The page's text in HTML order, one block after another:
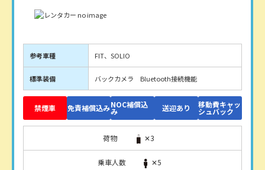
参考車種 FIT、SOLIO
標準装備 バックカメラ Bluetooth接続機能
禁煙車 免責補償込みNOC補償込
み 送迎あり 移動費キャッ
シュバック
荷物 ✕3
乗車人数 ✕5